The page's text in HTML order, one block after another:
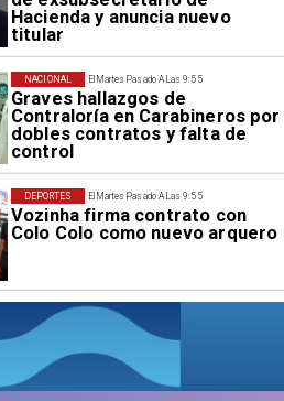
Hacienda y anuncia nuevo
titular
El Martes Pasado A Las 9:55
Graves hallazgos de
Contraloría en Carabineros por
dobles contratos y falta de
control
NACIONAL
El Martes Pasado A Las 9:55
Vozinha firma contrato con
Colo Colo como nuevo arquero
DEPORTES